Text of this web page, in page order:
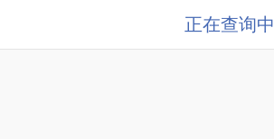
正在查询中